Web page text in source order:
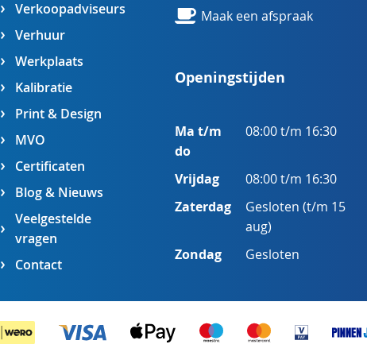
Verkoopadviseurs
Verhuur
Werkplaats
Kalibratie
Print & Design
MVO
Certificaten
Blog & Nieuws
Veelgestelde
vragen
Contact
Maak een afspraak
Openingstijden
Ma t/m
do
08:00 t/m 16:30
Vrijdag 08:00 t/m 16:30
Zaterdag
Gesloten (t/m 15
aug)
Zondag Gesloten